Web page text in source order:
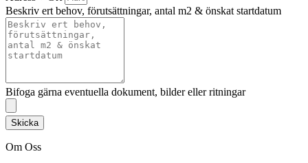
Beskriv ert behov, förutsättningar, antal m2 & önskat startdatum
Bifoga gärna eventuella dokument, bilder eller ritningar
Skicka
Om Oss